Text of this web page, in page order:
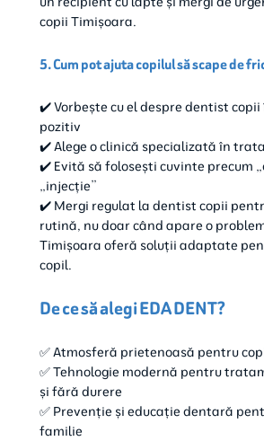
copii Timișoara.
5. Cum pot ajuta copilul să scape de
✔️ Vorbește cu el despre dentist
pozitiv
✔️ Alege o clinică specializată în
✔️ Evită să folosești cuvinte precum
„injecție”
✔️ Mergi regulat la dentist copii
rutină, nu doar când apare o
Timișoara oferă soluții adaptate
copil.
De ce să alegi EDA DENT?
✅ Atmosferă prietenoasă pentru
✅ Tehnologie modernă pentru
și fără durere
✅ Prevenție și educație dentară
familie